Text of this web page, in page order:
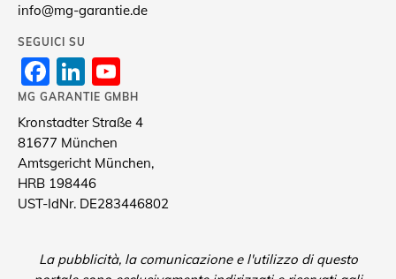
info@mg-garantie.de
SEGUICI SU
Facebook
LinkedIn
Channel
MG GARANTIE GMBH
Kronstadter Straße 4
81677 München
Amtsgericht München,
HRB 198446
UST-IdNr. DE283446802
La pubblicità, la comunicazione e l'utilizzo di questo